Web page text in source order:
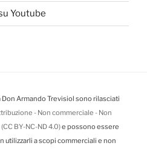
Youtube
Armando Trevisiol sono rilasciati
- Non commerciale - Non
BY-NC-ND 4.0)e possono essere
utilizzarli a scopi commerciali e non